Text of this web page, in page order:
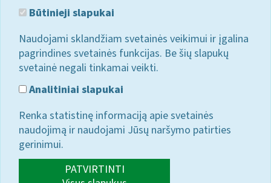
Būtinieji slapukai
Naudojami sklandžiam svetainės veikimui ir įgalina
pagrindines svetainės funkcijas. Be šių slapukų
svetainė negali tinkamai veikti.
Analitiniai slapukai
Renka statistinę informaciją apie svetainės
naudojimą ir naudojami Jūsų naršymo patirties
gerinimui.
PATVIRTINTI